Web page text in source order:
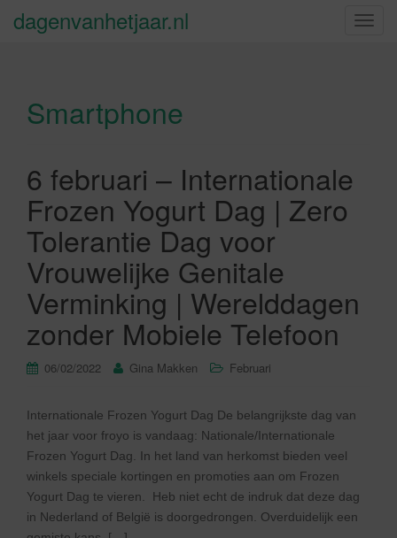
S
dagenvanhetjaar.nl
Smartphone
6 februari – Internationale
Frozen Yogurt Dag | Zero
Tolerantie Dag voor
Vrouwelijke Genitale
Verminking | Werelddagen
zonder Mobiele Telefoon
06/02/2022 Gina Makken Februari
Internationale Frozen Yogurt Dag De belangrijkste dag van
het jaar voor froyo is vandaag: Nationale/Internationale
Frozen Yogurt Dag. In het land van herkomst bieden veel
winkels speciale kortingen en promoties aan om Frozen
Yogurt Dag te vieren. Heb niet echt de indruk dat deze dag
in Nederland of België is doorgedrongen. Overduidelijk een